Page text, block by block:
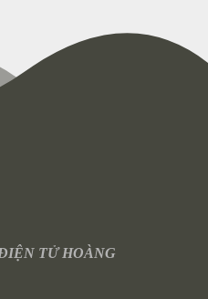
TỬ HOÀNG